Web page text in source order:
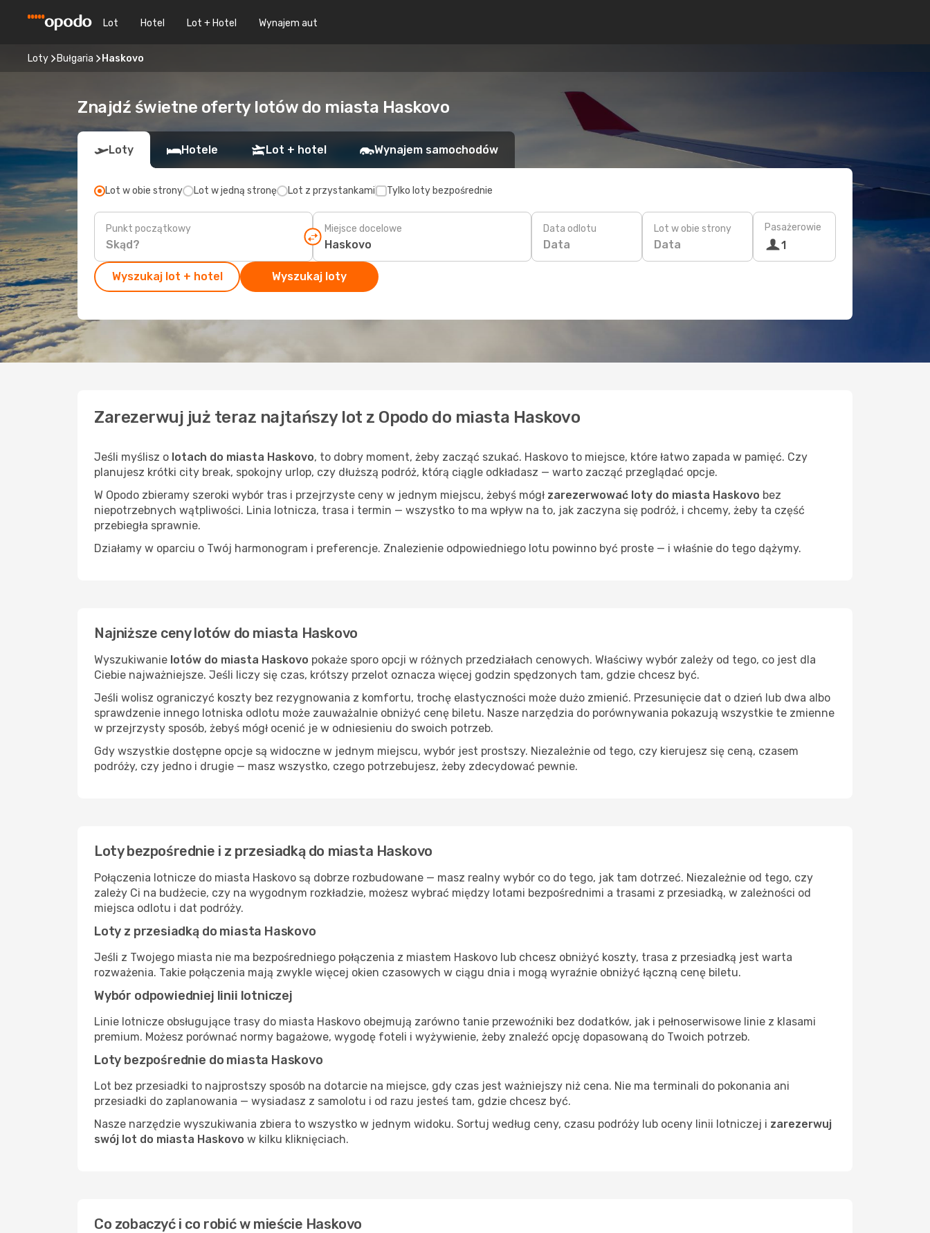
Lot Hotel Lot + Hotel Wynajem aut
Loty Bułgaria Haskovo
Znajdź świetne oferty lotów do miasta Haskovo
Loty Hotele Lot + hotel Wynajem samochodów
Lot w obie strony Lot w jedną stronę Lot z przystankami Tylko loty bezpośrednie
Punkt początkowy Miejsce docelowe Data odlotu
Data
Lot w obie strony
Data
Pasażerowie
1
Wyszukaj lot + hotel Wyszukaj loty
Zarezerwuj już teraz najtańszy lot z Opodo do miasta Haskovo
Jeśli myślisz o lotach do miasta Haskovo, to dobry moment, żeby zacząć szukać. Haskovo to miejsce, które łatwo zapada w pamięć. Czy
planujesz krótki city break, spokojny urlop, czy dłuższą podróż, którą ciągle odkładasz — warto zacząć przeglądać opcje.
W Opodo zbieramy szeroki wybór tras i przejrzyste ceny w jednym miejscu, żebyś mógł zarezerwować loty do miasta Haskovo bez
niepotrzebnych wątpliwości. Linia lotnicza, trasa i termin — wszystko to ma wpływ na to, jak zaczyna się podróż, i chcemy, żeby ta część
przebiegła sprawnie.
Działamy w oparciu o Twój harmonogram i preferencje. Znalezienie odpowiedniego lotu powinno być proste — i właśnie do tego dążymy.
Najniższe ceny lotów do miasta Haskovo
Wyszukiwanie lotów do miasta Haskovo pokaże sporo opcji w różnych przedziałach cenowych. Właściwy wybór zależy od tego, co jest dla
Ciebie najważniejsze. Jeśli liczy się czas, krótszy przelot oznacza więcej godzin spędzonych tam, gdzie chcesz być.
Jeśli wolisz ograniczyć koszty bez rezygnowania z komfortu, trochę elastyczności może dużo zmienić. Przesunięcie dat o dzień lub dwa albo
sprawdzenie innego lotniska odlotu może zauważalnie obniżyć cenę biletu. Nasze narzędzia do porównywania pokazują wszystkie te zmienne
w przejrzysty sposób, żebyś mógł ocenić je w odniesieniu do swoich potrzeb.
Gdy wszystkie dostępne opcje są widoczne w jednym miejscu, wybór jest prostszy. Niezależnie od tego, czy kierujesz się ceną, czasem
podróży, czy jedno i drugie — masz wszystko, czego potrzebujesz, żeby zdecydować pewnie.
Loty bezpośrednie i z przesiadką do miasta Haskovo
Połączenia lotnicze do miasta Haskovo są dobrze rozbudowane — masz realny wybór co do tego, jak tam dotrzeć. Niezależnie od tego, czy
zależy Ci na budżecie, czy na wygodnym rozkładzie, możesz wybrać między lotami bezpośrednimi a trasami z przesiadką, w zależności od
miejsca odlotu i dat podróży.
Loty z przesiadką do miasta Haskovo
Jeśli z Twojego miasta nie ma bezpośredniego połączenia z miastem Haskovo lub chcesz obniżyć koszty, trasa z przesiadką jest warta
rozważenia. Takie połączenia mają zwykle więcej okien czasowych w ciągu dnia i mogą wyraźnie obniżyć łączną cenę biletu.
Wybór odpowiedniej linii lotniczej
Linie lotnicze obsługujące trasy do miasta Haskovo obejmują zarówno tanie przewoźniki bez dodatków, jak i pełnoserwisowe linie z klasami
premium. Możesz porównać normy bagażowe, wygodę foteli i wyżywienie, żeby znaleźć opcję dopasowaną do Twoich potrzeb.
Loty bezpośrednie do miasta Haskovo
Lot bez przesiadki to najprostszy sposób na dotarcie na miejsce, gdy czas jest ważniejszy niż cena. Nie ma terminali do pokonania ani
przesiadki do zaplanowania — wysiadasz z samolotu i od razu jesteś tam, gdzie chcesz być.
Nasze narzędzie wyszukiwania zbiera to wszystko w jednym widoku. Sortuj według ceny, czasu podróży lub oceny linii lotniczej i zarezerwuj
swój lot do miasta Haskovo w kilku kliknięciach.
Co zobaczyć i co robić w mieście Haskovo